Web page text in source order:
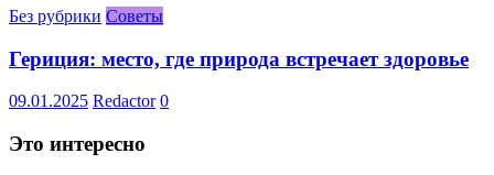
Без рубрики Советы
Гериция: место, где природа встречает здоровье
09.01.2025 Redactor 0
Это интересно